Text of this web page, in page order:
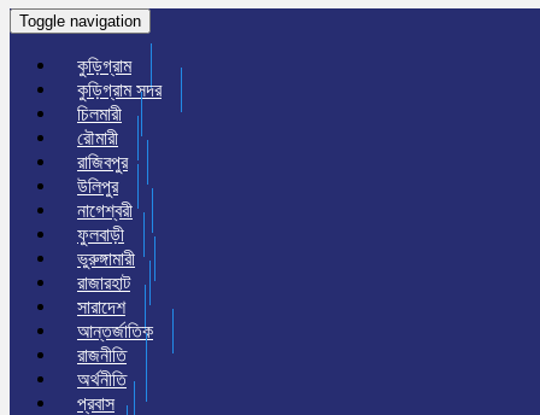
Toggle navigation
কুড়িগ্রাম
কুড়িগ্রাম সদর
চিলমারী
রৌমারী
রাজিবপুর
উলিপুর
নাগেশ্বরী
ফুলবাড়ী
ভুরুঙ্গামারী
রাজারহাট
সারাদেশ
আন্তর্জাতিক
রাজনীতি
অর্থনীতি
প্রবাস